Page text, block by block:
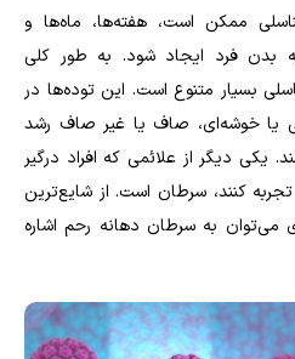
ممکن است، هفته‌ها، ماه‌ها و
فرد ایجاد شود. به طور کلی
بسیار متنوع است. این توده‌ها در
یا خوشه‌ای، صاف یا غیر صاف رشد
یکی دیگر از علائمی که افراد درگیر
کنند، سرطان است. از شایع‌ترین
می‌توان به سرطان دهانه رحم اشاره